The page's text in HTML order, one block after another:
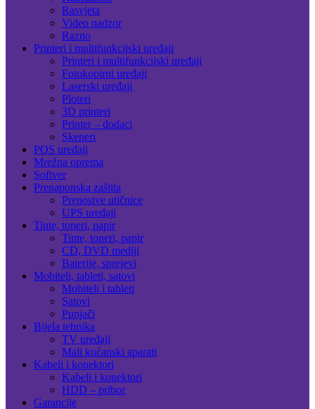
Rasvjeta
Video nadzor
Razno
Printeri i multifunkcijski uređaji
Printeri i multifunkcijski uređaji
Fotokopirni uređaji
Laserski uređaji
Ploteri
3D printeri
Printer – dodaci
Skeneri
POS uređaji
Mrežna oprema
Softver
Prenaponska zaštita
Prenosive utičnice
UPS uređaji
Tinte, toneri, papir
Tinte, toneri, papir
CD, DVD mediji
Baterije, sprejevi
Mobiteli, tableti, satovi
Mobiteli i tableti
Satovi
Punjači
Bijela tehnika
TV uređaji
Mali kućanski aparati
Kabeli i konektori
Kabeli i konektori
HDD – pribor
Garancije